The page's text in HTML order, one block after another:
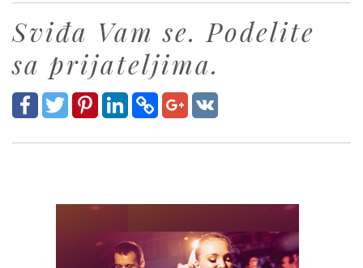
Sviđa Vam se. Podelite
sa prijateljima.